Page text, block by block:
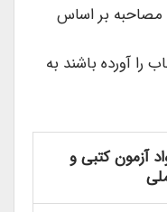
مصاحبه بر اساس
را آورده باشند به
آزمون کتبی و